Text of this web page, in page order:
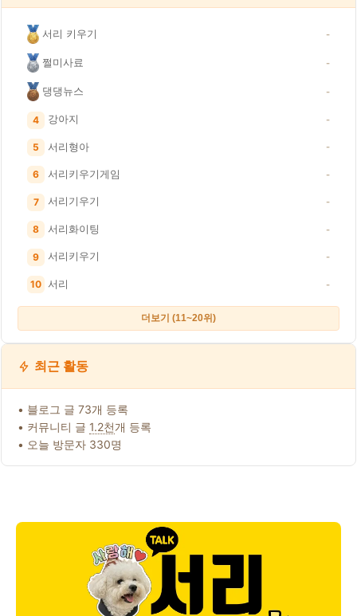
서리 키우기 -
쩔미사료 -
댕댕뉴스 -
4 강아지 -
5 서리형아 -
6 서리키우기게임 -
7 서리기우기 -
8 서리화이팅 -
9 서리키우기 -
10 서리 -
더보기 (11~20위)
최근 활동
• 블로그 글 73개 등록
• 커뮤니티 글 1.2천개 등록
• 오늘 방문자 330명